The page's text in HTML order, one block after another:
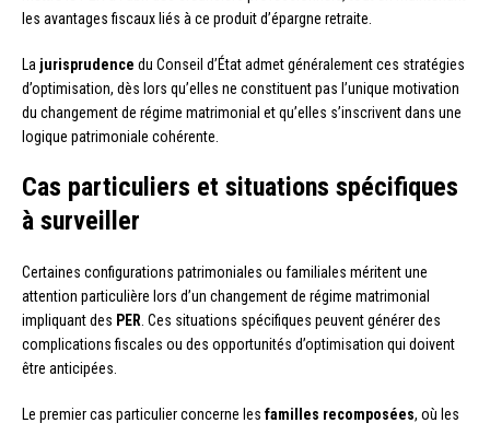
les avantages fiscaux liés à ce produit d’épargne retraite.
La jurisprudence du Conseil d’État admet généralement ces stratégies
d’optimisation, dès lors qu’elles ne constituent pas l’unique motivation
du changement de régime matrimonial et qu’elles s’inscrivent dans une
logique patrimoniale cohérente.
Cas particuliers et situations spécifiques
à surveiller
Certaines configurations patrimoniales ou familiales méritent une
attention particulière lors d’un changement de régime matrimonial
impliquant des PER. Ces situations spécifiques peuvent générer des
complications fiscales ou des opportunités d’optimisation qui doivent
être anticipées.
Le premier cas particulier concerne les familles recomposées, où les